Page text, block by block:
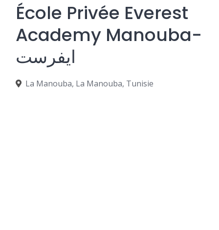
École Privée Everest
Academy Manouba-
ايفرست
La Manouba, La Manouba, Tunisie